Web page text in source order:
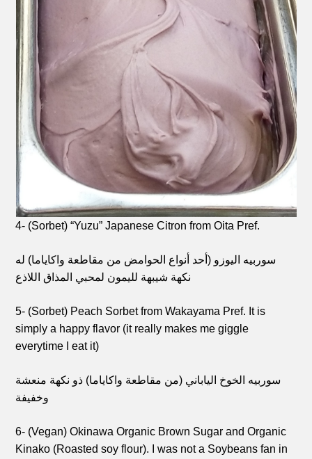
4- (Sorbet) “Yuzu” Japanese Citron from Oita Pref.
سوربيه اليوزو (أحد أنواع الحوامض من مقاطعة واكاياما) له
نكهة شيبهة لليمون لمحبي المذاق اللاذع
5- (Sorbet) Peach Sorbet from Wakayama Pref. It is
simply a happy flavor (it really makes me giggle
everytime I eat it)
سوربيه الخوخ الياباني (من مقاطعة واكاياما) ذو نكهة منعشة
وخفيفة
6- (Vegan) Okinawa Organic Brown Sugar and Organic
Kinako (Roasted soy flour). I was not a Soybeans fan in